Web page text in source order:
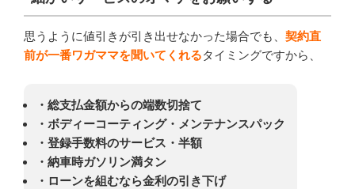
思うように値引きが引き出せなかった場合でも、 契約直
前が一番ワガママを聞いてくれるタイミングですから、
・総支払金額からの端数切捨て
・ボディーコーティング・メンテナンスパック
・登録手数料のサービス・半額
・納車時ガソリン満タン
・ローンを組むなら金利の引き下げ